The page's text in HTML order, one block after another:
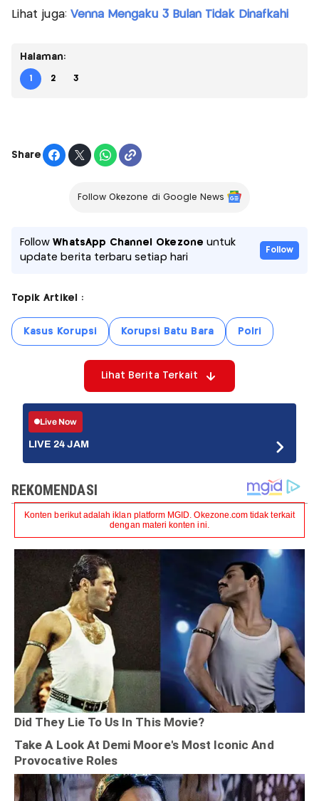
Lihat juga: Venna Mengaku 3 Bulan Tidak Dinafkahi
Halaman:
1 2 3
Share
Follow Okezone di Google News
FollowWhatsApp Channel Okezone untuk
update berita terbaru setiap hari
Follow
Topik Artikel :
Kasus Korupsi Korupsi Batu Bara Polri
Lihat Berita Terkait
Live Now
LIVE 24 JAM